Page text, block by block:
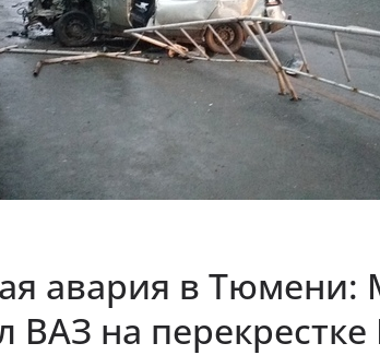
авария в Тюмени:
ВАЗ на